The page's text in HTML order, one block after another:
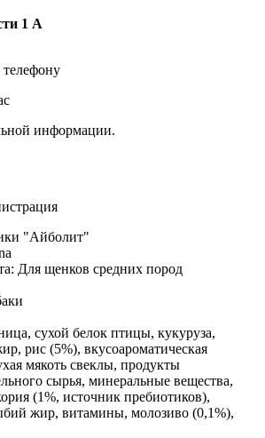
1 А
информации.
"Айболит"
Для щенков средних пород
сухой белок птицы, кукуруза,
рис (5%), вкусоароматическая
мякоть свеклы, продукты
сырья, минеральные вещества,
(1%, источник пребиотиков),
жир, витамины, молозиво (0,1%),